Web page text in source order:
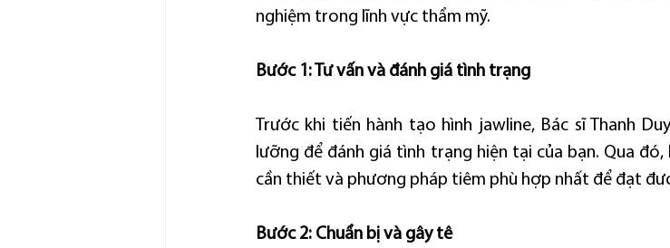
nghiệm trong lĩnh vực thẩm mỹ.
Bước 1: Tư vấn và đánh giá tình trạng
Trước khi tiến hành tạo hình jawline, Bác sĩ Thanh
lưỡng để đánh giá tình trạng hiện tại của bạn. Qua
cần thiết và phương pháp tiêm phù hợp nhất để đạt
Bước 2: Chuẩn bị và gây tê